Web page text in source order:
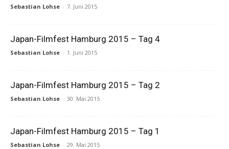
Sebastian Lohse - 7. Juni 2015
Japan-Filmfest Hamburg 2015 – Tag 4
Sebastian Lohse - 1. Juni 2015
Japan-Filmfest Hamburg 2015 – Tag 2
Sebastian Lohse - 30. Mai 2015
Japan-Filmfest Hamburg 2015 – Tag 1
Sebastian Lohse - 29. Mai 2015